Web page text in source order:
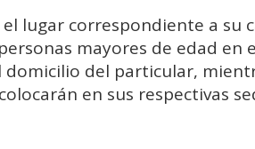
lugar correspondiente a su
mayores de edad en
domicilio del particular,
en sus respectivas